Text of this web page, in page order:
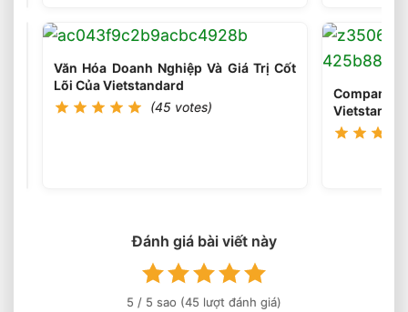
2012?
Những
Văn Hóa Doanh Nghiệp Và Giá Trị Cốt
Lõi Của Vietstandard
(45 votes)
Company
Đánh giá bài viết này
5 / 5 sao (45 lượt đánh giá)